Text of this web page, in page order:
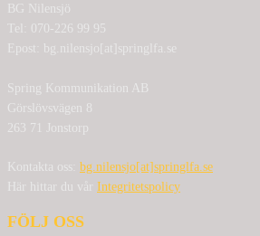
BG Nilensjö
Tel: 070-226 99 95
Epost: bg.nilensjo[at]springlfa.se
Spring Kommunikation AB
Görslövsvägen 8
263 71 Jonstorp
Kontakta oss: bg.nilensjo[at]springlfa.se
Här hittar du vår Integritetspolicy
FÖLJ OSS